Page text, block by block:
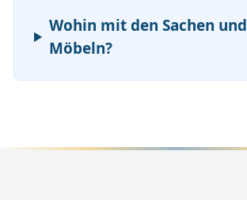
Wohin mit den Sachen und
Möbeln?